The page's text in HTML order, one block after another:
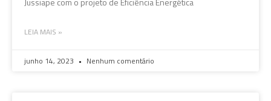
LEIA MAIS »
junho 14, 2023 Nenhum comentário